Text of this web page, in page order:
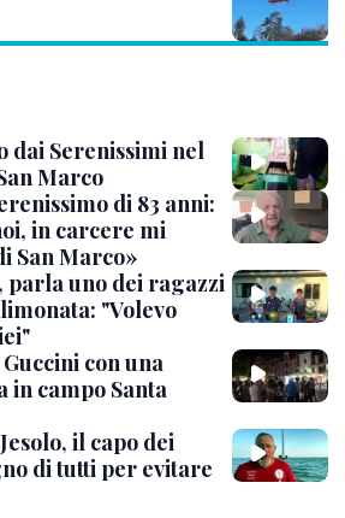
dai Serenissimi nel
Marco
di 83 anni:
in carcere mi
San Marco»
parla uno dei ragazzi
"Volevo
con una
in campo Santa
il capo dei
di tutti per evitare